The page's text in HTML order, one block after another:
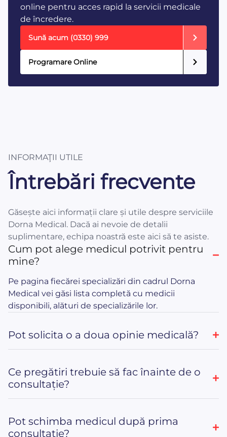
online pentru acces rapid la servicii medicale
de încredere.
Sună acum (0330) 999
Programare Online
INFORMAŢII UTILE
Întrebări frecvente
Găsește aici informații clare și utile despre serviciile
Dorna Medical. Dacă ai nevoie de detalii
suplimentare, echipa noastră este aici să te asiste.
Cum pot alege medicul potrivit pentru
mine?
Pe pagina fiecărei specializări din cadrul Dorna
Medical vei găsi lista completă cu medicii
disponibili, alături de specializările lor.
Pot solicita o a doua opinie medicală?
Ce pregătiri trebuie să fac înainte de o
consultație?
Pot schimba medicul după prima
consultație?